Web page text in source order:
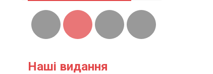
Наші видання